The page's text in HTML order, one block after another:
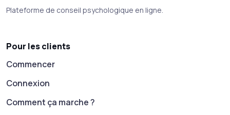
Plateforme de conseil psychologique en ligne.
Pour les clients
Commencer
Connexion
Comment ça marche ?